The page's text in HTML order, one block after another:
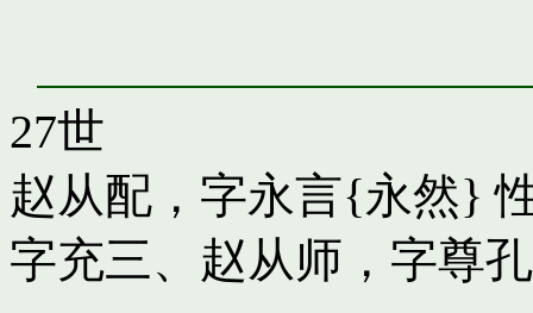
27世
赵从配，字永言{永然}
字充三、 赵从师，字尊孔